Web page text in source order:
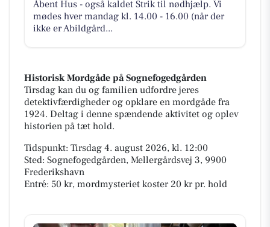
Åbent Hus - også kaldet Strik til nødhjælp. Vi
mødes hver mandag kl. 14.00 - 16.00 (når der
ikke er Abildgård...
Historisk Mordgåde på Sognefogedgården
Tirsdag kan du og familien udfordre jeres
detektivfærdigheder og opklare en mordgåde fra
1924. Deltag i denne spændende aktivitet og oplev
historien på tæt hold.
Tidspunkt: Tirsdag 4. august 2026, kl. 12:00
Sted: Sognefogedgården, Mellergårdsvej 3, 9900
Frederikshavn
Entré: 50 kr, mordmysteriet koster 20 kr pr. hold